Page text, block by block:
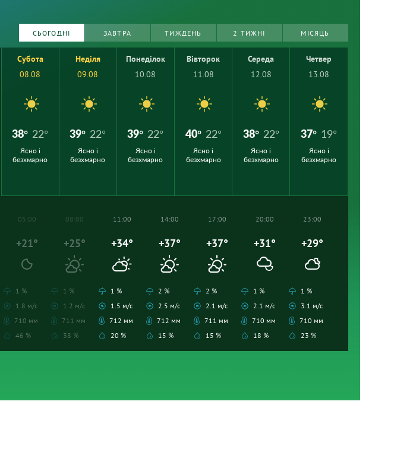
СЬОГОДНІ ЗАВТРА ТИЖДЕНЬ 2 ТИЖНІ МІСЯЦЬ
Субота
08.08
38° 22°
Ясно і
безхмарно
Неділя
09.08
39° 22°
Ясно і
безхмарно
Понеділок
10.08
39° 22°
Ясно і
безхмарно
Вівторок
11.08
40° 22°
Ясно і
безхмарно
Середа
12.08
38° 22°
Ясно і
безхмарно
Четвер
13.08
37° 19°
Ясно і
безхмарно
05:00
+21°
1 %
1.8 м/с
710 мм
46 %
08:00
+25°
1 %
1.2 м/с
711 мм
38 %
11:00
+34°
1 %
1.5 м/с
712 мм
20 %
14:00
+37°
2 %
2.5 м/с
712 мм
15 %
17:00
+37°
2 %
2.1 м/с
711 мм
15 %
20:00
+31°
1 %
2.1 м/с
710 мм
18 %
23:00
+29°
1 %
3.1 м/с
710 мм
23 %